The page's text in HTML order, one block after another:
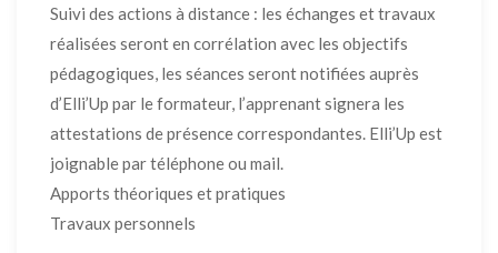
Suivi des actions à distance : les échanges et travaux
réalisées seront en corrélation avec les objectifs
pédagogiques, les séances seront notifiées auprès
d’Elli’Up par le formateur, l’apprenant signera les
attestations de présence correspondantes. Elli’Up est
joignable par téléphone ou mail.
Apports théoriques et pratiques
Travaux personnels